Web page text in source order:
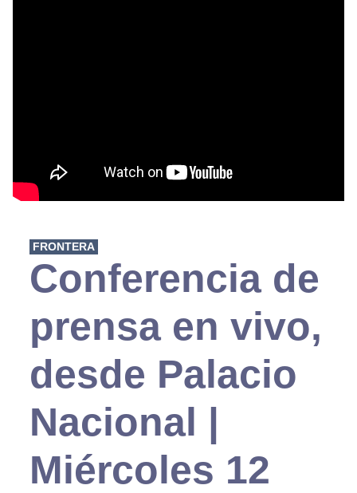
FRONTERA
Conferencia de
prensa en vivo,
desde Palacio
Nacional |
Miércoles 12